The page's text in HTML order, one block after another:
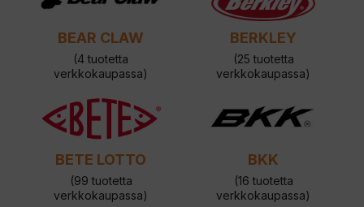
BEAR CLAW
(4 tuotetta
verkkokaupassa)
BERKLEY
(25 tuotetta
verkkokaupassa)
BETE LOTTO
(99 tuotetta
verkkokaupassa)
BKK
(16 tuotetta
verkkokaupassa)